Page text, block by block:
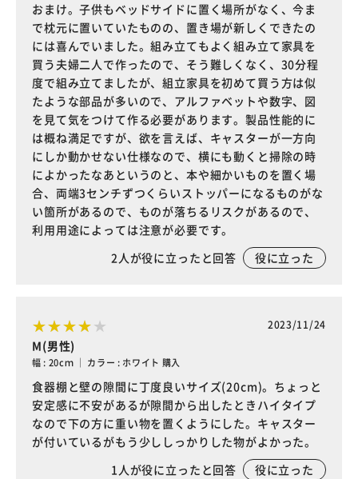
おまけ。子供もベッドサイドに置く場所がなく、今ま
で枕元に置いていたものの、置き場が新しくできたの
には喜んでいました。組み立てもよく組み立て家具を
買う夫婦二人で作ったので、そう難しくなく、30分程
度で組み立てましたが、組立家具を初めて買う方は似
たような部品が多いので、アルファベットや数字、図
を見て気をつけて作る必要があります。製品性能的に
は概ね満足ですが、欲を言えば、キャスターが一方向
にしか動かせない仕様なので、横にも動くと掃除の時
によかったなあというのと、本や細かいものを置く場
合、両端3センチずつくらいストッパーになるものがな
い箇所があるので、ものが落ちるリスクがあるので、
利用用途によっては注意が必要です。
2人が役に立ったと回答 役に立った
2023/11/24
M(男性)
幅 : 20cｍ ｜ カラー : ホワイト 購入
食器棚と壁の隙間に丁度良いサイズ(20cm)。ちょっと
安定感に不安があるが隙間から出したときハイタイプ
なので下の方に重い物を置くようにした。キャスター
が付いているがもう少ししっかりした物がよかった。
1人が役に立ったと回答 役に立った